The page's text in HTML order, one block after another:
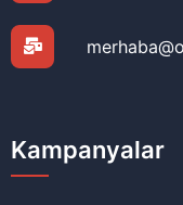
Kampanyalar